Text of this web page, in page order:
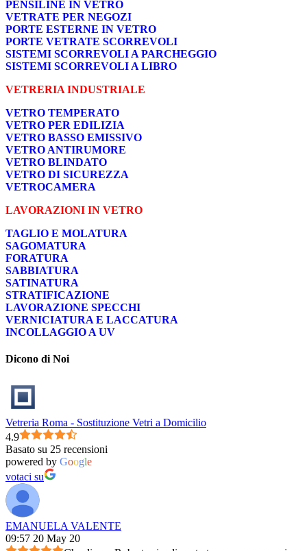
PENSILINE IN VETRO
VETRATE PER NEGOZI
PORTE ESTERNE IN VETRO
PORTE VETRATE SCORREVOLI
SISTEMI SCORREVOLI A PARCHEGGIO
SISTEMI SCORREVOLI A LIBRO
VETRERIA INDUSTRIALE
VETRO TEMPERATO
VETRO PER EDILIZIA
VETRO BASSO EMISSIVO
VETRO ANTIRUMORE
VETRO BLINDATO
VETRO DI SICUREZZA
VETROCAMERA
LAVORAZIONI IN VETRO
TAGLIO E MOLATURA
SAGOMATURA
FORATURA
SABBIATURA
SATINATURA
STRATIFICAZIONE
LAVORAZIONE SPECCHI
VERNICIATURA E LACCATURA
INCOLLAGGIO A UV
Dicono di Noi
Vetreria Roma - Sostituzione Vetri a Domicilio
4.9
Basato su 25 recensioni
powered by Google
votaci su
EMANUELA VALENTE
09:57 20 May 20